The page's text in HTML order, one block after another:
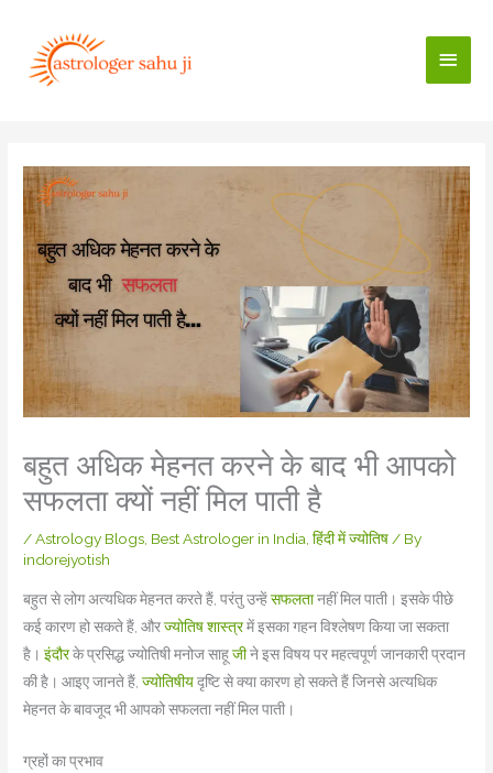
content
Main
बहुत अधिक मेहनत करने के बाद भी आपको
सफलता क्यों नहीं मिल पाती है
/Astrology Blogs, Best Astrologer in India,हिंदी में ज्योतिष/ By
indorejyotish
बहुत से लोग अत्यधिक मेहनत करते हैं, परंतु उन्हेंसफलतानहीं मिल पाती। इसके पीछे
कई कारण हो सकते हैं, औरज्योतिष शास्त्रमें इसका गहन विश्लेषण किया जा सकता
है।इंदौरके प्रसिद्ध ज्योतिषी मनोज साहूजीने इस विषय पर महत्वपूर्ण जानकारी प्रदान
की है। आइए जानते हैं,ज्योतिषीयदृष्टि से क्या कारण हो सकते हैं जिनसे अत्यधिक
मेहनत के बावजूद भी आपको सफलता नहीं मिल पाती।
ग्रहों का प्रभाव